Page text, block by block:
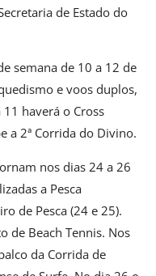
de Estado do
semana de 10 a 12 de
e voos duplos,
haverá o Cross
a 2ª Corrida do Divino.
nos dias 24 a 26
a Pesca
de Pesca (24 e 25).
de Beach Tennis. Nos
da Corrida de